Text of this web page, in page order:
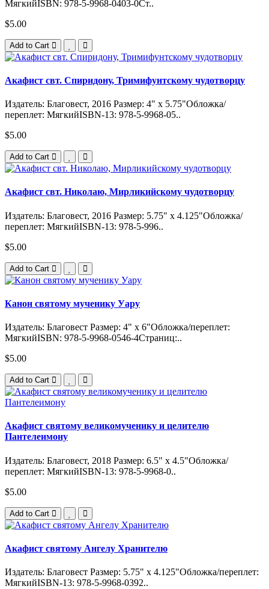
МягкийISBN: 978-5-9968-0403-0Ст..
$5.00
Add to Cart
Акафист свт. Спиридону, Тримифунтскому чудотворцу
Издатель: Благовест, 2016 Размер: 4" x 5.75"Обложка/
переплет: МягкийISBN-13: 978-5-9968-05..
$5.00
Add to Cart
Акафист свт. Николаю, Мирликийскому чудотворцу
Издатель: Благовест, 2016 Размер: 5.75" x 4.125"Обложка/
переплет: МягкийISBN-13: 978-5-996..
$5.00
Add to Cart
Канон святому мученику Уару
Издатель: Благовест Размер: 4" x 6"Обложка/переплет:
МягкийISBN: 978-5-9968-0546-4Страниц:..
$5.00
Add to Cart
Акафист святому великомученику и целителю
Пантелеимону
Издатель: Благовест, 2018 Размер: 6.5" x 4.5"Обложка/
переплет: МягкийISBN-13: 978-5-9968-0..
$5.00
Add to Cart
Акафист святому Ангелу Хранителю
Издатель: Благовест Размер: 5.75" x 4.125"Обложка/переплет:
МягкийISBN-13: 978-5-9968-0392..